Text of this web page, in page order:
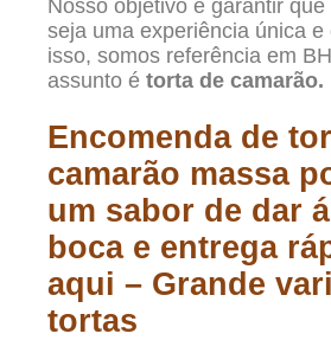
Nosso objetivo é garantir
seja uma experiência única e
isso, somos referência em
assunto é torta de camarão.
Encomenda de
camarão massa
um sabor de dar
boca e entrega
aqui – Grande
tortas